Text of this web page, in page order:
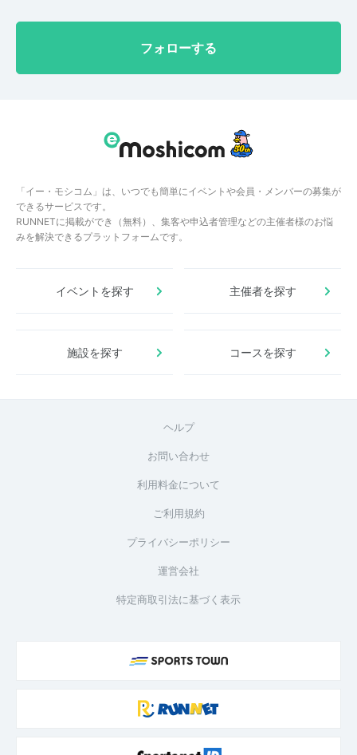
フォローする
「イー・モシコム」は、いつでも簡単にイベントや会員・メンバーの募集が
できるサービスです。
RUNNETに掲載ができ（無料）、集客や申込者管理などの主催者様のお悩
みを解決できるプラットフォームです。
イベントを探す 主催者を探す
施設を探す コースを探す
ヘルプ
お問い合わせ
利用料金について
ご利用規約
プライバシーポリシー
運営会社
特定商取引法に基づく表示